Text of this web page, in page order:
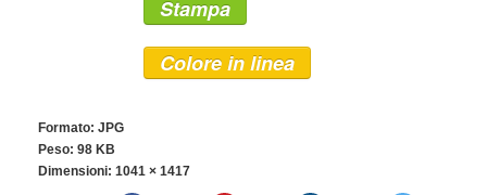
Stampa
Colore in linea
Formato: JPG
Peso: 98 KB
Dimensioni: 1041 × 1417